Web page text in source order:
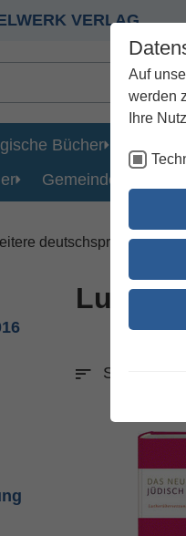
Auf
werden
Ihre
VERLAG
Bücher
Gemeinde
deutschsprachige
Luther
Sortieren